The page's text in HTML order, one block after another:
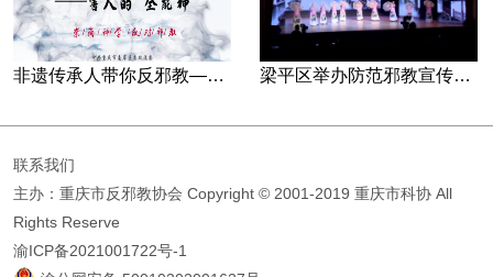
非遗传承人带你反邪教—害人的“全能神” 梁平区举办防范邪教宣传专场文艺演出
联系我们
主办：重庆市反邪教协会 Copyright © 2001-2019 重庆市科协 All
Rights Reserve
渝ICP备2021001722号-1